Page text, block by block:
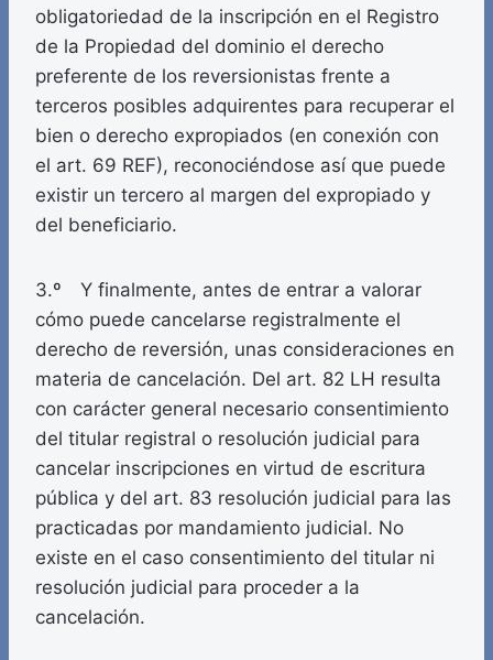
obligatoriedad de la inscripción en el Registro
de la Propiedad del dominio el derecho
preferente de los reversionistas frente a
terceros posibles adquirentes para recuperar el
bien o derecho expropiados (en conexión con
el art. 69 REF), reconociéndose así que puede
existir un tercero al margen del expropiado y
del beneficiario.
3.º Y finalmente, antes de entrar a valorar
cómo puede cancelarse registralmente el
derecho de reversión, unas consideraciones en
materia de cancelación. Del art. 82 LH resulta
con carácter general necesario consentimiento
del titular registral o resolución judicial para
cancelar inscripciones en virtud de escritura
pública y del art. 83 resolución judicial para las
practicadas por mandamiento judicial. No
existe en el caso consentimiento del titular ni
resolución judicial para proceder a la
cancelación.